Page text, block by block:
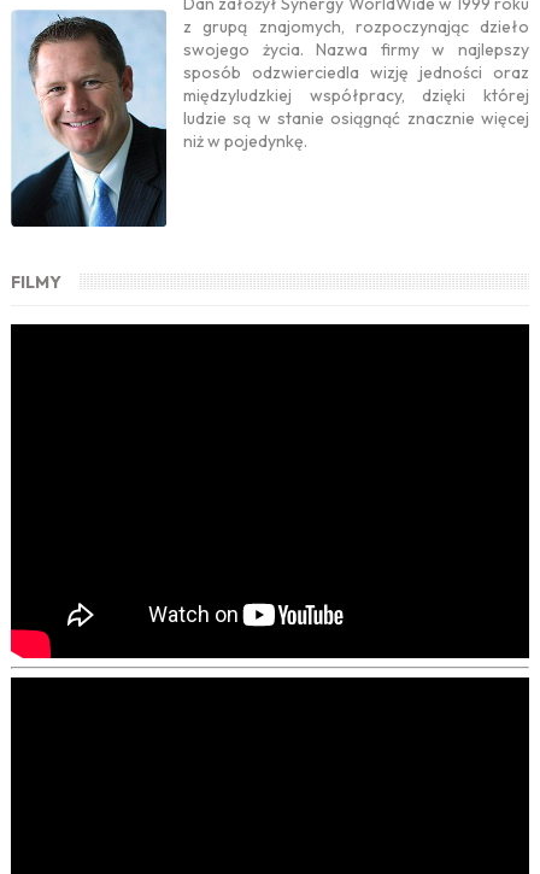
z grupą znajomych, rozpoczynając dzieło
swojego życia. Nazwa firmy w najlepszy
sposób odzwierciedla wizję jedności oraz
międzyludzkiej współpracy, dzięki której
ludzie są w stanie osiągnąć znacznie więcej
niż w pojedynkę.
FILMY